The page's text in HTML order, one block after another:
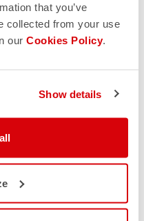
that you’ve
collected from your use
our Cookies Policy.
Show details